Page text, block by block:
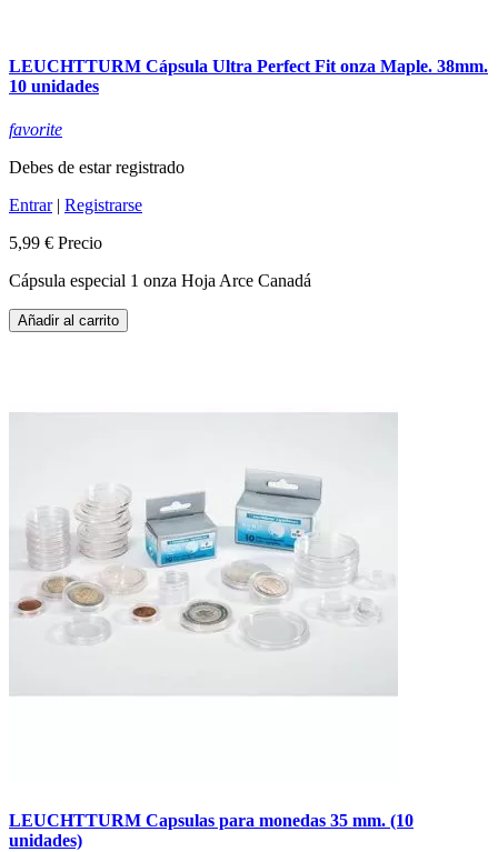
LEUCHTTURM Cápsula Ultra Perfect Fit onza Maple. 38mm.
10 unidades
favorite
Debes de estar registrado
Entrar| Registrarse
5,99 € Precio
Cápsula especial 1 onza Hoja Arce Canadá
Añadir al carrito
LEUCHTTURM Capsulas para monedas 35 mm. (10
unidades)